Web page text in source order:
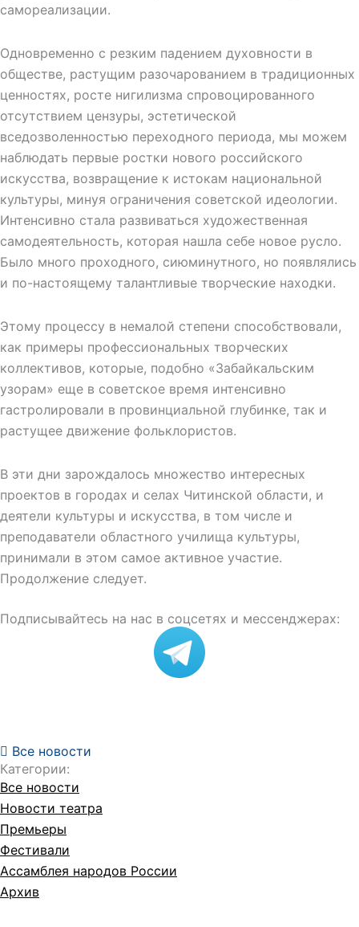
самореализации.
Одновременно с резким падением духовности в
обществе, растущим разочарованием в традиционных
ценностях, росте нигилизма спровоцированного
отсутствием цензуры, эстетической
вседозволенностью переходного периода, мы можем
наблюдать первые ростки нового российского
искусства, возвращение к истокам национальной
культуры, минуя ограничения советской идеологии.
Интенсивно стала развиваться художественная
самодеятельность, которая нашла себе новое русло.
Было много проходного, сиюминутного, но появлялись
и по-настоящему талантливые творческие находки.
Этому процессу в немалой степени способствовали,
как примеры профессиональных творческих
коллективов, которые, подобно «Забайкальским
узорам» еще в советское время интенсивно
гастролировали в провинциальной глубинке, так и
растущее движение фольклористов.
В эти дни зарождалось множество интересных
проектов в городах и селах Читинской области, и
деятели культуры и искусства, в том числе и
преподаватели областного училища культуры,
принимали в этом самое активное участие.
Продолжение следует.
Подписывайтесь на нас в соцсетях и мессенджерах:
Все новости
Категории:
Все новости
Новости театра
Премьеры
Фестивали
Ассамблея народов России
Архив